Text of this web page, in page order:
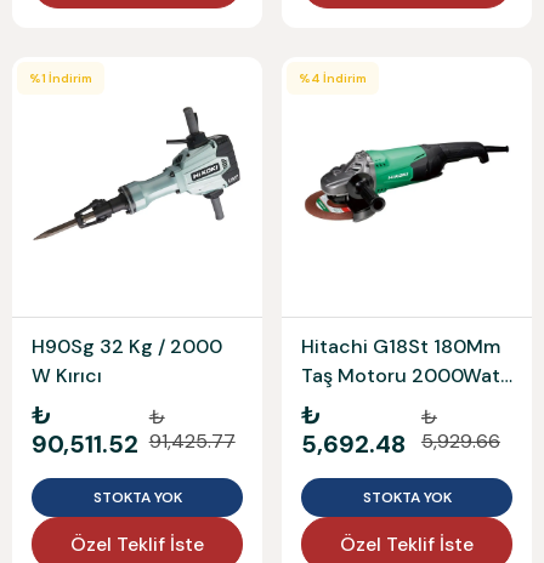
%1 İndirim
H90Sg 32 Kg / 2000
W Kırıcı
₺
90,511.52
₺
91,425.77
STOKTA YOK
Özel Teklif İste
%4 İndirim
Hitachi G18St 180Mm
Taş Motoru 2000Watt
Hıkokı
₺
5,692.48
₺
5,929.66
STOKTA YOK
Özel Teklif İste